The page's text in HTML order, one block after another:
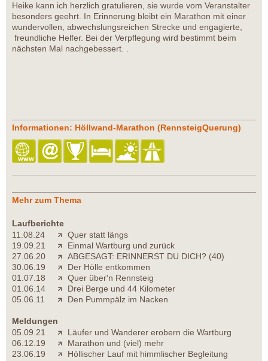
Heike kann ich herzlich gratulieren, sie wurde vom Veranstalter
besonders geehrt. In Erinnerung bleibt ein Marathon mit einer
wundervollen, abwechslungsreichen Strecke und engagierte,
freundliche Helfer. Bei der Verpflegung wird bestimmt beim
nächsten Mal nachgebessert. .
Informationen: Höllwand-Marathon (RennsteigQuerung)
Mehr zum Thema
Laufberichte
11.08.24
Quer statt längs
19.09.21
Einmal Wartburg und zurück
27.06.20
ABGESAGT: ERINNERST DU DICH? (40)
30.06.19
Der Hölle entkommen
01.07.18
Quer über'n Rennsteig
01.06.14
Drei Berge und 44 Kilometer
05.06.11
Den Pummpälz im Nacken
Meldungen
05.09.21
Läufer und Wanderer erobern die Wartburg
06.12.19
Marathon und (viel) mehr
23.06.19
Höllischer Lauf mit himmlischer Begleitung